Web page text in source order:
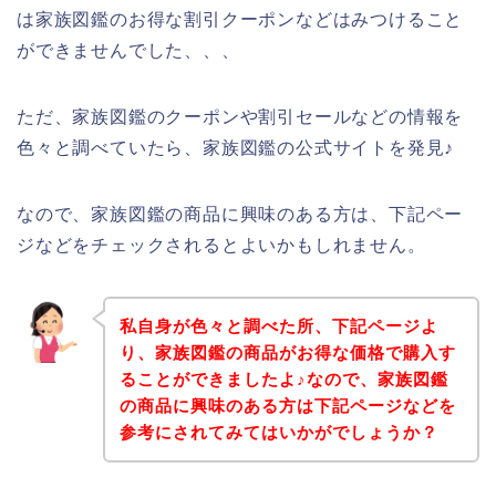
は家族図鑑のお得な割引クーポンなどはみつけること
ができませんでした、、、
ただ、家族図鑑のクーポンや割引セールなどの情報を
色々と調べていたら、家族図鑑の公式サイトを発見♪
なので、家族図鑑の商品に興味のある方は、下記ペー
ジなどをチェックされるとよいかもしれません。
私自身が色々と調べた所、下記ページよ
り、家族図鑑の商品がお得な価格で購入す
ることができましたよ♪なので、家族図鑑
の商品に興味のある方は下記ページなどを
参考にされてみてはいかがでしょうか？